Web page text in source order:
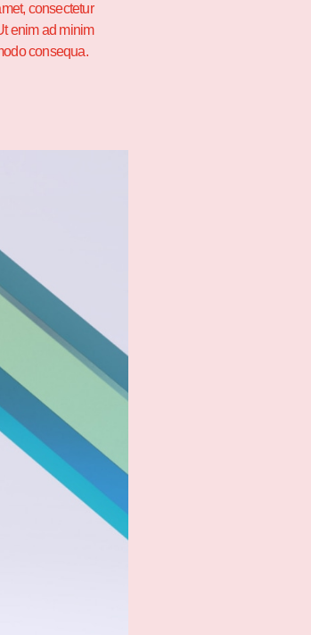
consectetur
enim ad minim
consequa.